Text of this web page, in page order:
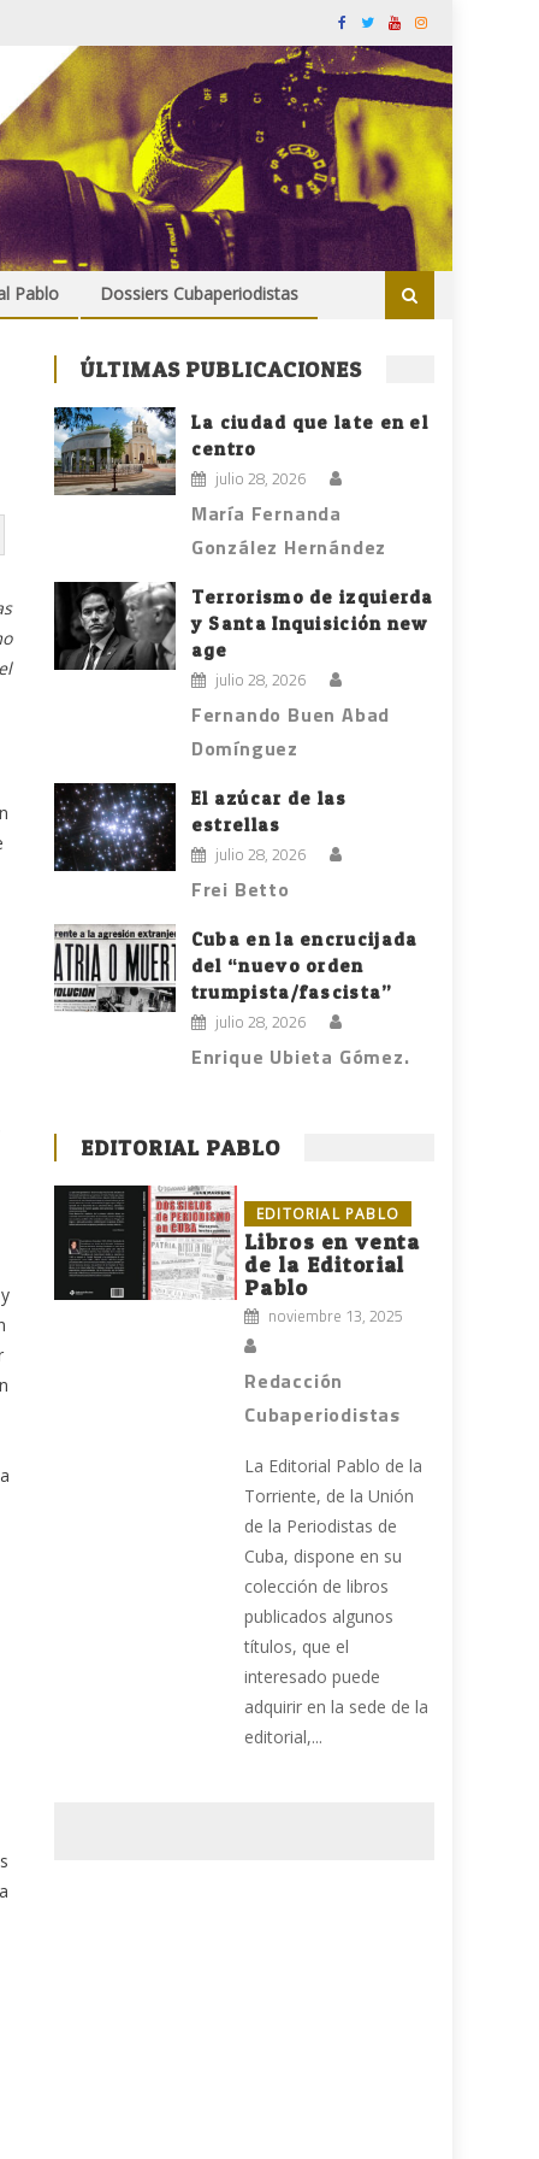
Pablo Dossiers Cubaperiodistas
ÚLTIMAS PUBLICACIONES
La ciudad que late en el
centro
julio 28, 2026
María Fernanda
González Hernández
Terrorismo de izquierda
y Santa Inquisición new
age
julio 28, 2026
Fernando Buen Abad
Domínguez
El azúcar de las
estrellas
julio 28, 2026
Frei Betto
Cuba en la encrucijada
del “nuevo orden
trumpista/fascista”
julio 28, 2026
Enrique Ubieta Gómez.
EDITORIAL PABLO
EDITORIAL PABLO
Libros en venta
de la Editorial
Pablo
noviembre 13, 2025
Redacción
Cubaperiodistas
La Editorial Pablo de la
Torriente, de la Unión
de la Periodistas de
Cuba, dispone en su
colección de libros
publicados algunos
títulos, que el
interesado puede
adquirir en la sede de la
editorial,...